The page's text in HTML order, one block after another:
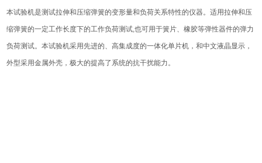
本试验机是测试拉伸和压缩弹簧的变形量和负荷关系特性的仪器。适用拉伸和压
缩弹簧的一定工作长度下的工作负荷测试,也可用于簧片、橡胶等弹性器件的弹力
负荷测试。本试验机采用先进的、高集成度的一体化单片机，和中文液晶显示，
外型采用金属外壳，极大的提高了系统的抗干扰能力。